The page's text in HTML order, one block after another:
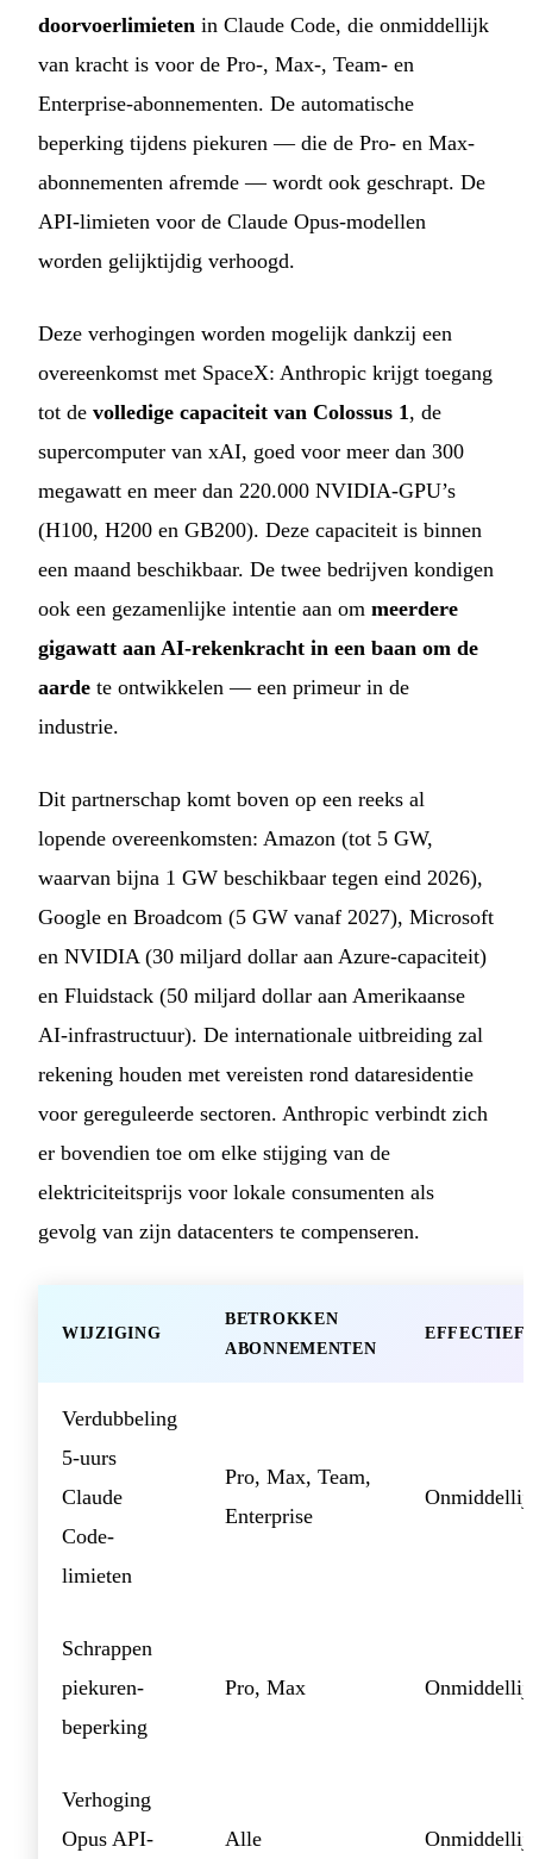
doorvoerlimieten in Claude Code, die onmiddellijk
van kracht is voor de Pro-, Max-, Team- en
Enterprise-abonnementen. De automatische
beperking tijdens piekuren — die de Pro- en Max-
abonnementen afremde — wordt ook geschrapt. De
API-limieten voor de Claude Opus-modellen
worden gelijktijdig verhoogd.
Deze verhogingen worden mogelijk dankzij een
overeenkomst met SpaceX: Anthropic krijgt toegang
tot de volledige capaciteit van Colossus 1, de
supercomputer van xAI, goed voor meer dan 300
megawatt en meer dan 220.000 NVIDIA-GPU’s
(H100, H200 en GB200). Deze capaciteit is binnen
een maand beschikbaar. De twee bedrijven kondigen
ook een gezamenlijke intentie aan om meerdere
gigawatt aan AI-rekenkracht in een baan om de
aarde te ontwikkelen — een primeur in de
industrie.
Dit partnerschap komt boven op een reeks al
lopende overeenkomsten: Amazon (tot 5 GW,
waarvan bijna 1 GW beschikbaar tegen eind 2026),
Google en Broadcom (5 GW vanaf 2027), Microsoft
en NVIDIA (30 miljard dollar aan Azure-capaciteit)
en Fluidstack (50 miljard dollar aan Amerikaanse
AI-infrastructuur). De internationale uitbreiding zal
rekening houden met vereisten rond dataresidentie
voor gereguleerde sectoren. Anthropic verbindt zich
er bovendien toe om elke stijging van de
elektriciteitsprijs voor lokale consumenten als
gevolg van zijn datacenters te compenseren.
WIJZIGING
BETROKKEN
ABONNEMENTEN
EFFECTIEF
Verdubbeling
5-uurs
Claude
Code-
limieten
Pro, Max, Team,
Enterprise
Schrappen
piekuren-
beperking
Pro, Max
Verhoging
Opus API-
Alle